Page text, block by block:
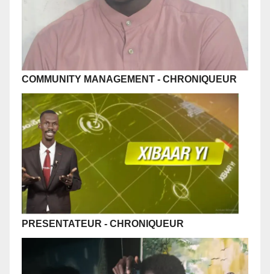
COMMUNITY MANAGEMENT - CHRONIQUEUR
PRESENTATEUR - CHRONIQUEUR